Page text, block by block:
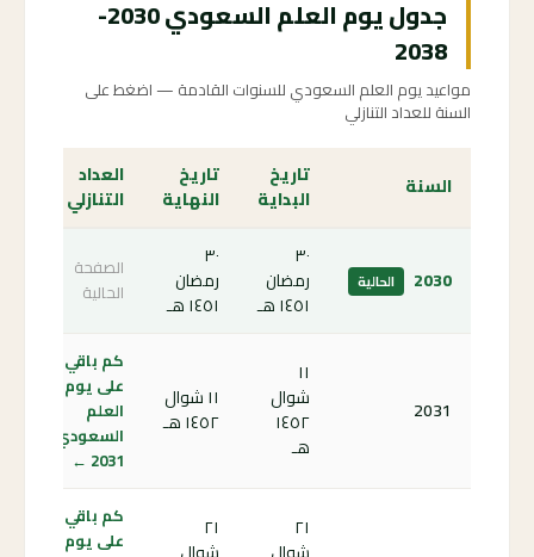
جدول يوم العلم السعودي 2030-
2038
مواعيد يوم العلم السعودي للسنوات القادمة — اضغط على
السنة للعداد التنازلي
السنة
تاريخ
البداية
تاريخ
النهاية
العداد
التنازلي
2030 الحالية
٣٠
رمضان
١٤٥١ هـ
٣٠
رمضان
١٤٥١ هـ
الصفحة
الحالية
2031
١١
شوال
١٤٥٢
هـ
١١ شوال
١٤٥٢ هـ
كم باقي
على يوم
العلم
السعودي
2031 ←
٢١
٢١
كم باقي
على يوم